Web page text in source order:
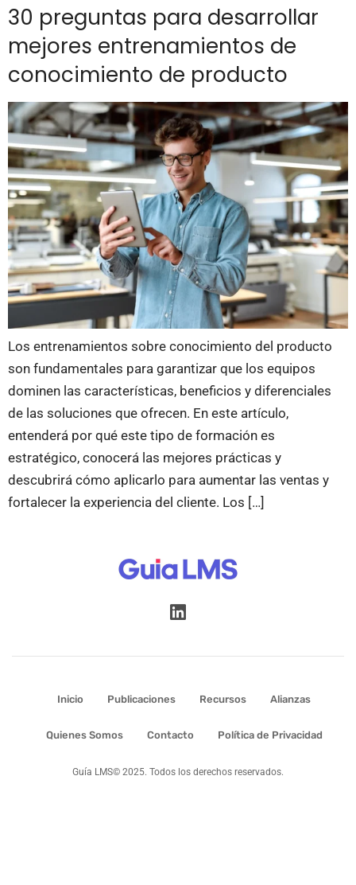
30 preguntas para desarrollar
mejores entrenamientos de
conocimiento de producto
Los entrenamientos sobre conocimiento del producto
son fundamentales para garantizar que los equipos
dominen las características, beneficios y diferenciales
de las soluciones que ofrecen. En este artículo,
entenderá por qué este tipo de formación es
estratégico, conocerá las mejores prácticas y
descubrirá cómo aplicarlo para aumentar las ventas y
fortalecer la experiencia del cliente. Los […]
Inicio Publicaciones Recursos Alianzas
Quienes Somos Contacto Política de Privacidad
Guía LMS© 2025. Todos los derechos reservados.